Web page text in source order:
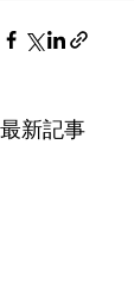
最新記事